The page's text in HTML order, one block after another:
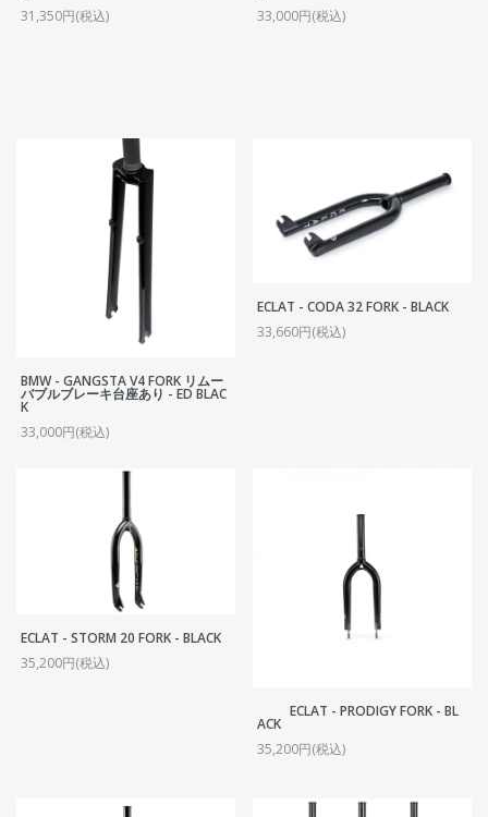
31,350円(税込)
33,000円(税込)
BMW - GANGSTA V4 FORK リムー
バブルブレーキ台座あり - ED BLAC
K
33,000円(税込)
ECLAT - CODA 32 FORK - BLACK
33,660円(税込)
ECLAT - STORM 20 FORK - BLACK
35,200円(税込)
ECLAT - PRODIGY FORK - BL
ACK
35,200円(税込)